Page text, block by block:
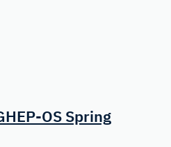
OS Spring